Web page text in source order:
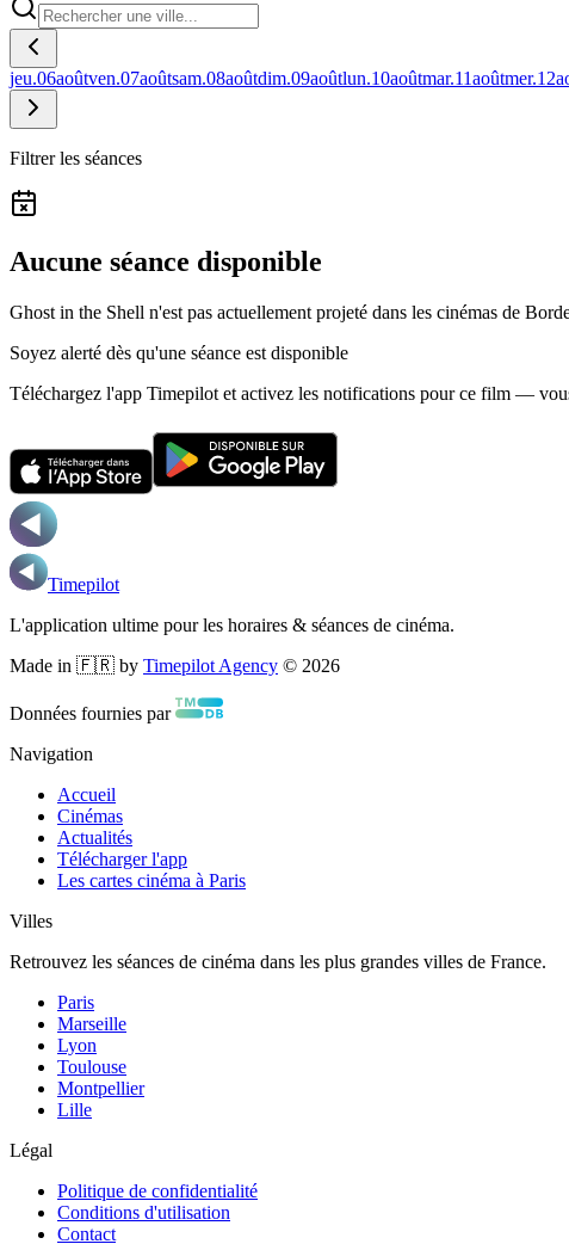
jeu.06aoûtven.07aoûtsam.08aoûtdim.09aoûtlun.10aoûtmar.11aoûtmer.12
Filtrer les séances
Aucune séance disponible
Ghost in the Shell n'est pas actuellement projeté dans les cinémas de
Soyez alerté dès qu'une séance est disponible
Téléchargez l'app Timepilot et activez les notifications pour ce film —
Timepilot
L'application ultime pour les horaires & séances de cinéma.
Made in 🇫🇷 by Timepilot Agency © 2026
Données fournies par
Navigation
Accueil
Cinémas
Actualités
Télécharger l'app
Les cartes cinéma à Paris
Villes
Retrouvez les séances de cinéma dans les plus grandes villes de France.
Paris
Marseille
Lyon
Toulouse
Montpellier
Lille
Légal
Politique de confidentialité
Conditions d'utilisation
Contact